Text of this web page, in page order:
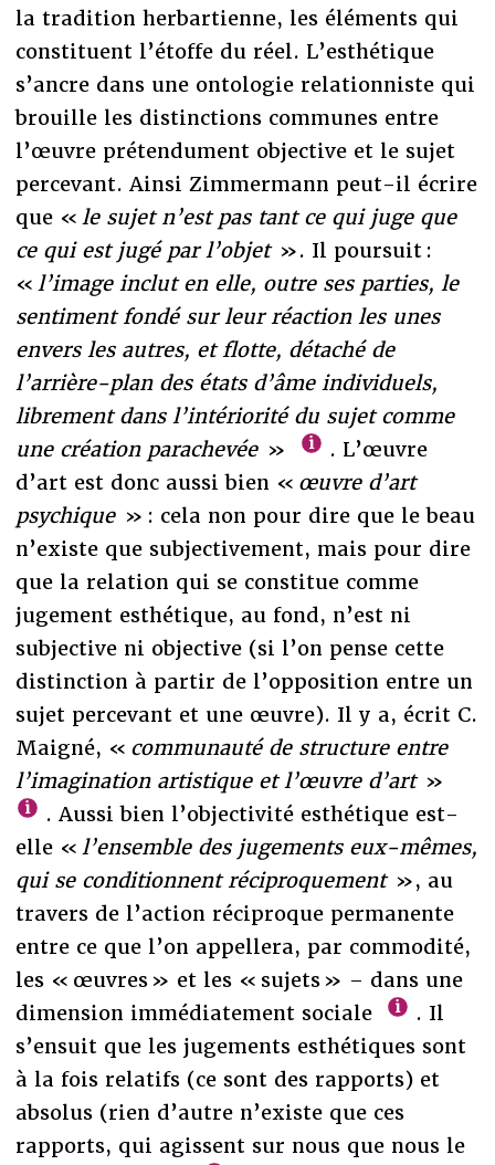
la tradition herbartienne, les éléments qui
constituent l’étoffe du réel. L’esthétique
s’ancre dans une ontologie relationniste qui
brouille les distinctions communes entre
l’œuvre prétendument objective et le sujet
percevant. Ainsi Zimmermann peut-il écrire
que « le sujet n’est pas tant ce qui juge que
ce qui est jugé par l’objet ». Il poursuit :
« l’image inclut en elle, outre ses parties, le
sentiment fondé sur leur réaction les unes
envers les autres, et flotte, détaché de
l’arrière-plan des états d’âme individuels,
librement dans l’intériorité du sujet comme
une création parachevée »
. L’œuvre
d’art est donc aussi bien « œuvre d’art
psychique » : cela non pour dire que le beau
n’existe que subjectivement, mais pour dire
que la relation qui se constitue comme
jugement esthétique, au fond, n’est ni
subjective ni objective (si l’on pense cette
distinction à partir de l’opposition entre un
sujet percevant et une œuvre). Il y a, écrit C.
Maigné, « communauté de structure entre
l’imagination artistique et l’œuvre d’art »
. Aussi bien l’objectivité esthétique est-
elle « l’ensemble des jugements eux-mêmes,
qui se conditionnent réciproquement », au
travers de l’action réciproque permanente
entre ce que l’on appellera, par commodité,
les « œuvres » et les « sujets » – dans une
dimension immédiatement sociale
. Il
s’ensuit que les jugements esthétiques sont
à la fois relatifs (ce sont des rapports) et
absolus (rien d’autre n’existe que ces
rapports, qui agissent sur nous que nous le